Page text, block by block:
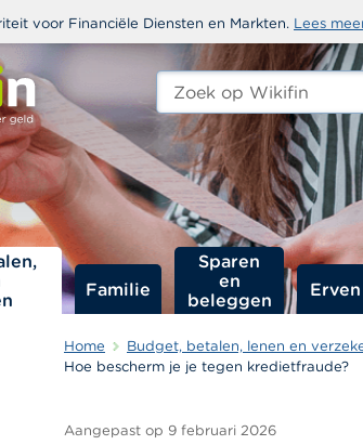
voor Financiële Diensten en Markten. Lees
Zoeken
edit-
Familie
Sparen
en
beleggen
Erven
Home Budget, betalen, lenen en
Hoe bescherm je je tegen kredietfraude?
Aangepast op 9 februari 2026